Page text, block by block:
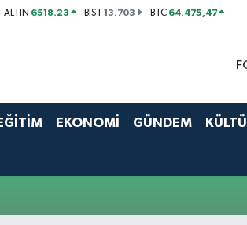
ALTIN 6518.23 BİST13.703 BTC 64.475,47
EKONOMİ GÜNDEM